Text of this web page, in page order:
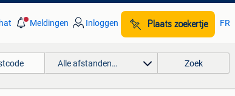
Meldingen Inloggen Plaats zoekertje FR
Alle afstanden… Zoek